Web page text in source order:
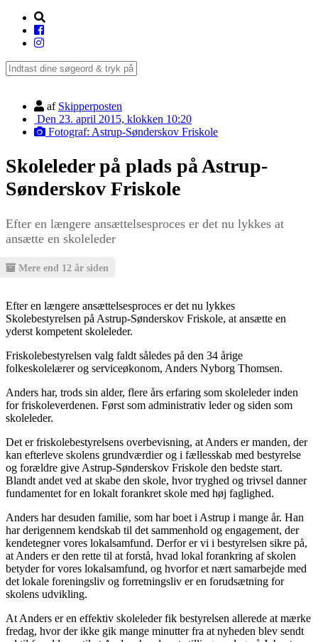
af Skipperposten
Den 23. april 2015, klokken 10:20
Fotograf: Astrup-Sønderskov Friskole
Skoleleder på plads på Astrup-
Sønderskov Friskole
Efter en længere ansættelsesproces er det nu lykkes at
ansætte en skoleleder
Mere end 12 år siden
Efter en længere ansættelsesproces er det nu lykkes
Skolebestyrelsen på Astrup-Sønderskov Friskole, at ansætte en
yderst kompetent skoleleder.
Friskolebestyrelsen valg faldt således på den 34 årige
folkeskolelærer og serviceøkonom, Anders Nyborg Thomsen.
Anders har, trods sin alder, flere års erfaring som skoleleder inden
for friskoleverdenen. Først som administrativ leder og siden som
skoleleder.
Det er friskolebestyrelsens overbevisning, at Anders er manden, der
kan efterleve skolens grundværdier og i fællesskab med bestyrelse
og forældre give Astrup-Sønderskov Friskole den bedste start.
Blandt andet ved at skabe den skole, hvor tryghed og trivsel danner
fundamentet for en lokalt forankret skole med høj faglighed.
Anders har desuden familie, som har boet i Astrup i mange år. Han
har derigennem kendskab til det sammenhold og engagement, der
kendetegner vores lokalsamfund. Derfor er vi i bestyrelsen sikre på,
at Anders er den rette til at forstå, hvad lokal forankring af skolen
betyder for vores lokalsamfund, og hvorfor et nært samarbejde med
det lokale foreningsliv og forretningsliv er en forudsætning for
skolens udvikling.
At Anders er en effektiv skoleleder fik bestyrelsen allerede at mærke
fredag, hvor der ikke gik mange minutter fra at nyheden blev sendt